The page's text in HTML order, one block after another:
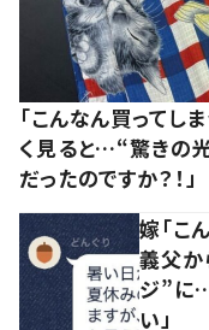
「こんなん買ってし
く見ると…“驚きの
だったのですか？！」
嫁「こ
義父か
ジ”に…
い」